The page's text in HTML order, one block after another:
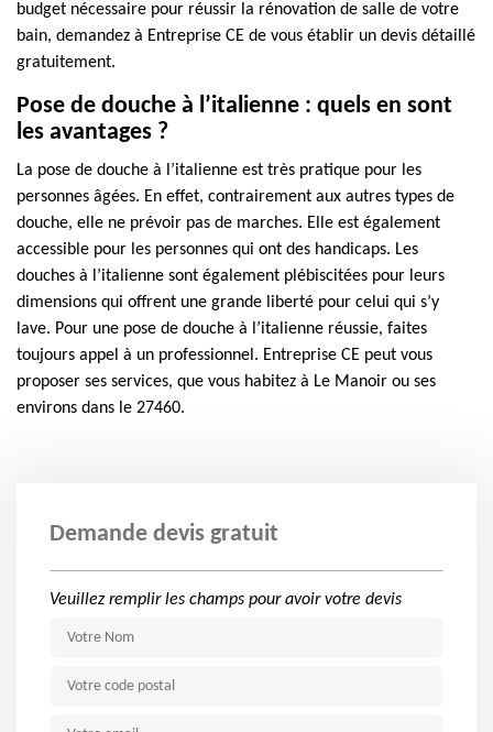
budget nécessaire pour réussir la rénovation de salle de votre
bain, demandez à Entreprise CE de vous établir un devis détaillé
gratuitement.
Pose de douche à l’italienne : quels en sont
les avantages ?
La pose de douche à l’italienne est très pratique pour les
personnes âgées. En effet, contrairement aux autres types de
douche, elle ne prévoir pas de marches. Elle est également
accessible pour les personnes qui ont des handicaps. Les
douches à l’italienne sont également plébiscitées pour leurs
dimensions qui offrent une grande liberté pour celui qui s’y
lave. Pour une pose de douche à l’italienne réussie, faites
toujours appel à un professionnel. Entreprise CE peut vous
proposer ses services, que vous habitez à Le Manoir ou ses
environs dans le 27460.
Demande devis gratuit
Veuillez remplir les champs pour avoir votre devis